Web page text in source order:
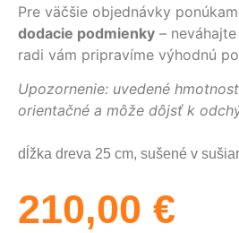
Pre väčšie objednávky
dodacie podmienky –
radi vám pripravíme výhodnú
Upozornenie: uvedené
orientačné a môže dôjsť k
dĺžka dreva 25 cm, sušené v
210,00 €